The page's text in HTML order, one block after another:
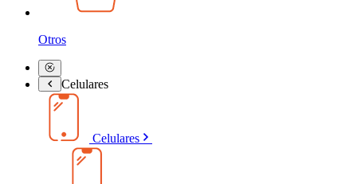
Otros
Celulares
Celulares